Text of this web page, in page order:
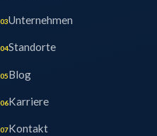
03Unternehmen
04Standorte
05Blog
06Karriere
07Kontakt